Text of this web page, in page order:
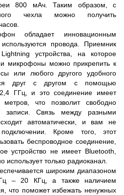
800 мАч. Таким образом, с
чехла можно получить
обладает инновационным
провода. Приемник
устройства, на которое
микрофоны можно прикрепить к
или любого другого удобного
друг с другом с помощью
ГГц, и это соединение имеет
что позволит свободно
записи. Связь между разными
автоматически, и вам не
Кроме того, этот
беспроводное соединение,
устройство не имеет Bluetooth,
использует только радиоканал.
широким диапазоном
– 20 КГц, а также наличием
что поможет избежать ненужных